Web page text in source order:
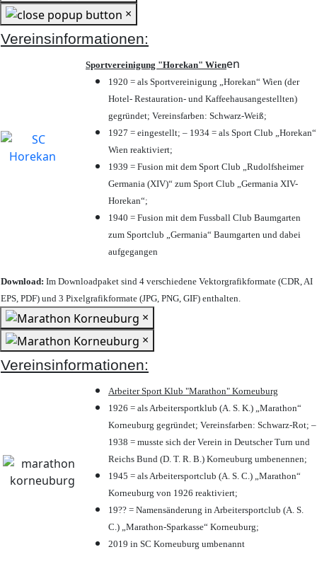
×
Vereinsinformationen:
Sportvereinigung "Horekan" Wienen
1920 = als Sportvereinigung „Horekan“ Wien (der
Hotel- Restauration- und Kaffeehausangestellten)
gegründet; Vereinsfarben: Schwarz-Weiß;
1927 = eingestellt; – 1934 = als Sport Club „Horekan“
Wien reaktiviert;
1939 = Fusion mit dem Sport Club „Rudolfsheimer
Germania (XIV)“ zum Sport Club „Germania XIV-
Horekan“;
1940 = Fusion mit dem Fussball Club Baumgarten
zum Sportclub „Germania“ Baumgarten und dabei
aufgegangen
Download: Im Downloadpaket sind 4 verschiedene Vektorgrafikformate (CDR, AI
EPS, PDF) und 3 Pixelgrafikformate (JPG, PNG, GIF) enthalten.
×
×
Vereinsinformationen:
Arbeiter Sport Klub "Marathon" Korneuburg
1926 = als Arbeitersportklub (A. S. K.) „Marathon“
Korneuburg gegründet; Vereinsfarben: Schwarz-Rot; –
1938 = musste sich der Verein in Deutscher Turn und
Reichs Bund (D. T. R. B.) Korneuburg umbenennen;
1945 = als Arbeitersportclub (A. S. C.) „Marathon“
Korneuburg von 1926 reaktiviert;
19?? = Namensänderung in Arbeitersportclub (A. S.
C.) „Marathon-Sparkasse“ Korneuburg;
2019 in SC Korneuburg umbenannt